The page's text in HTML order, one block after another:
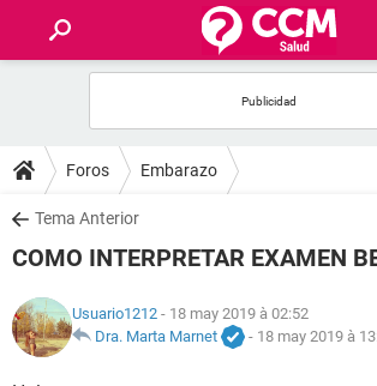
FORUMS
SALUD
NUTRICIÓN
Foros Embarazo
Tema Anterior
COMO INTERPRETAR EXAMEN
Usuario1212 - 18 may 2019 à 02:52
Dra. Marta Marnet
- 18 may 2019 à